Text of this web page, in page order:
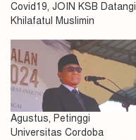
Covid19, JOIN KSB Datangi
Khilafatul Muslimin
Agustus, Petinggi
Universitas Cordoba